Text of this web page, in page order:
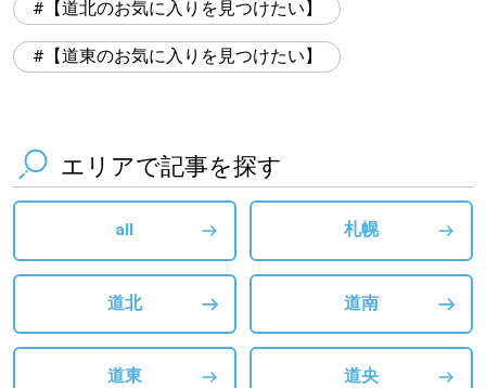
【道北のお気に入りを見つけたい】
【道東のお気に入りを見つけたい】
エリアで記事を探す
all 札幌
道北 道南
道東 道央